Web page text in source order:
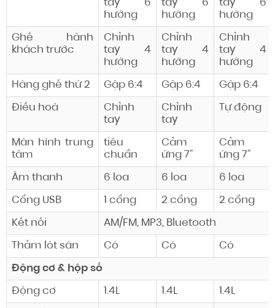
tay 6
hướng
tay 6
hướng
tay 6
hướng
Ghế hành
khách trước
Chỉnh
tay 4
hướng
Chỉnh
tay 4
hướng
Chỉnh
tay 4
hướng
Hàng ghế thứ 2 Gập 6:4 Gập 6:4 Gập 6:4
Điều hoà
Chỉnh
tay
Chỉnh
tay
Tự động
Màn hình trung
tâm
tiêu
chuẩn
Cảm
ứng 7”
Cảm
ứng 7”
Âm thanh 6 loa 6 loa 6 loa
Cổng USB 1 cổng 2 cổng 2 cổng
Kết nối AM/FM, MP3, Bluetooth
Thảm lót sàn Có Có Có
Động cơ & hộp số
Động cơ 1.4L 1.4L 1.4L